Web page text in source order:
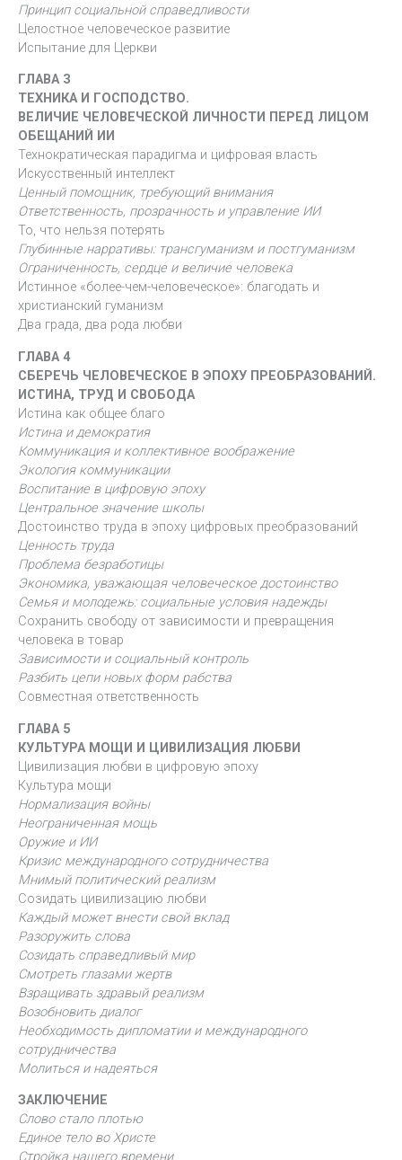
Принцип социальной справедливости
Целостное человеческое развитие
Испытание для Церкви
ГЛАВА 3
ТЕХНИКА И ГОСПОДСТВО.
ВЕЛИЧИЕ ЧЕЛОВЕЧЕСКОЙ ЛИЧНОСТИ ПЕРЕД ЛИЦОМ
ОБЕЩАНИЙ ИИ
Технократическая парадигма и цифровая власть
Искусственный интеллект
Ценный помощник, требующий внимания
Ответственность, прозрачность и управление ИИ
То, что нельзя потерять
Глубинные нарративы: трансгуманизм и постгуманизм
Ограниченность, сердце и величие человека
Истинное «более-чем-человеческое»: благодать и
христианский гуманизм
Два града, два рода любви
ГЛАВА 4
СБЕРЕЧЬ ЧЕЛОВЕЧЕСКОЕ В ЭПОХУ ПРЕОБРАЗОВАНИЙ.
ИСТИНА, ТРУД И СВОБОДА
Истина как общее благо
Истина и демократия
Коммуникация и коллективное воображение
Экология коммуникации
Воспитание в цифровую эпоху
Центральное значение школы
Достоинство труда в эпоху цифровых преобразований
Ценность труда
Проблема безработицы
Экономика, уважающая человеческое достоинство
Семья и молодежь: социальные условия надежды
Сохранить свободу от зависимости и превращения
человека в товар
Зависимости и социальный контроль
Разбить цепи новых форм рабства
Совместная ответственность
ГЛАВА 5
КУЛЬТУРА МОЩИ И ЦИВИЛИЗАЦИЯ ЛЮБВИ
Цивилизация любви в цифровую эпоху
Культура мощи
Нормализация войны
Неограниченная мощь
Оружие и ИИ
Кризис международного сотрудничества
Мнимый политический реализм
Созидать цивилизацию любви
Каждый может внести свой вклад
Разоружить слова
Созидать справедливый мир
Смотреть глазами жертв
Взращивать здравый реализм
Возобновить диалог
Необходимость дипломатии и международного
сотрудничества
Молиться и надеяться
ЗАКЛЮЧЕНИЕ
Слово стало плотью
Единое тело во Христе
Стройка нашего времени